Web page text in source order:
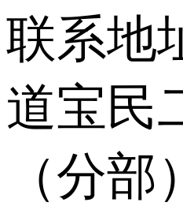
联系地
道宝民
（分